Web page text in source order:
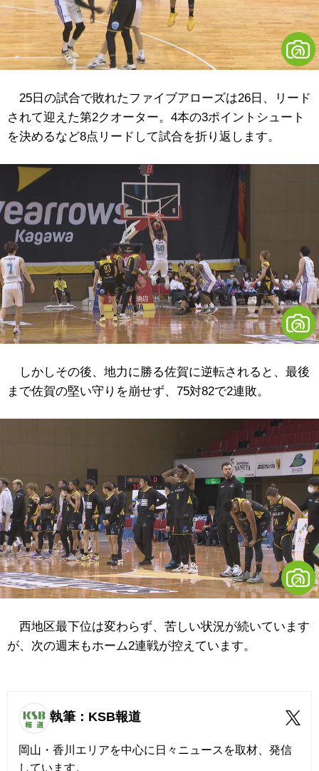
25日の試合で敗れたファイブアローズは26日、リード
されて迎えた第2クオーター。4本の3ポイントシュート
を決めるなど8点リードして試合を折り返します。
しかしその後、地力に勝る佐賀に逆転されると、最後
まで佐賀の堅い守りを崩せず、75対82で2連敗。
西地区最下位は変わらず、苦しい状況が続いています
が、次の週末もホーム2連戦が控えています。
執筆：KSB報道
岡山・香川エリアを中心に日々ニュースを取材、発信
しています。